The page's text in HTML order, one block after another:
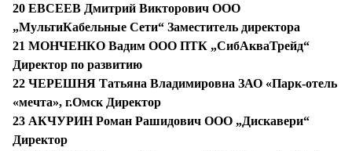
20 ЕВСЕЕВ Дмитрий Викторович ООО
„МультиКабельные Сети“ Заместитель директора
21 МОНЧЕНКО Вадим ООО ПТК „СибАкваТрейд“
Директор по развитию
22 ЧЕРЕШНЯ Татьяна Владимировна ЗАО «Парк-отель
«мечта», г.Омск Директор
23 АКЧУРИН Роман Рашидович ООО „Дискавери“
Директор